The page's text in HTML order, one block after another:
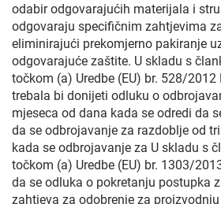
odabir odgovarajućih materijala i
odgovaraju specifičnim zahtjevima
eliminirajući prekomjerno pakiranje
odgovarajuće zaštite. U skladu s
točkom (a) Uredbe (EU) br. 528/
trebala bi donijeti odluku o
mjeseca od dana kada se odredi da
da se odbrojavanje za razdoblje od
kada se odbrojavanje za U skladu s
točkom (a) Uredbe (EU) br. 1303/
da se odluka o pokretanju postupka
zahtjeva za odobrenje za